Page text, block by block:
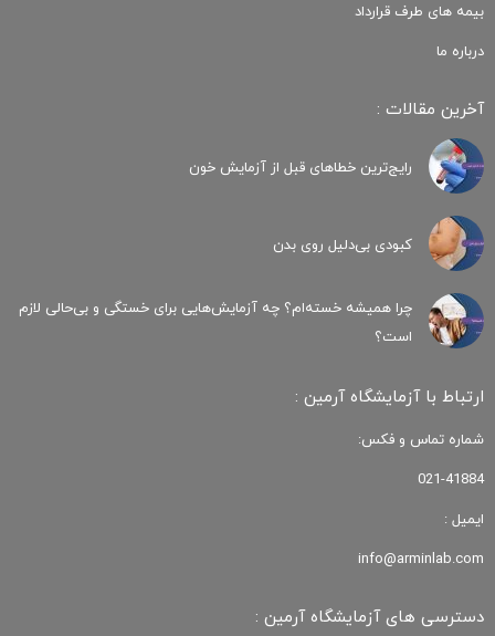
بیمه های طرف قرارداد
درباره ما
آخرین مقالات :
رایج‌ترین خطاهای قبل از آزمایش خون
کبودی‌ بی‌دلیل روی بدن
چرا همیشه خسته‌ام؟ چه آزمایش‌هایی برای خستگی و بی‌حالی لازم
است؟
ارتباط با آزمایشگاه آرمین :
شماره تماس و فکس:
021-41884
ایمیل :
info@arminlab.com
دسترسی های آزمایشگاه آرمین :